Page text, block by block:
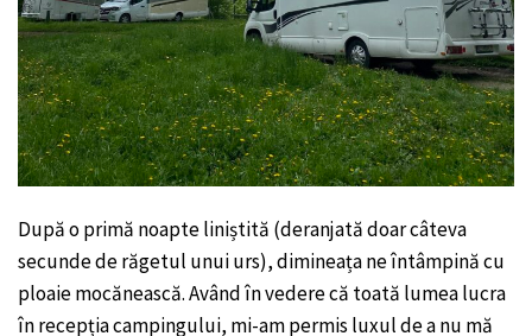
După o primă noapte liniștită (deranjată doar câteva
secunde de răgetul unui urs), dimineața ne întâmpină cu
ploaie mocănească. Având în vedere că toată lumea lucra
în recepția campingului, mi-am permis luxul de a nu mă